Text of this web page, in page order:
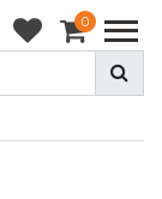
0